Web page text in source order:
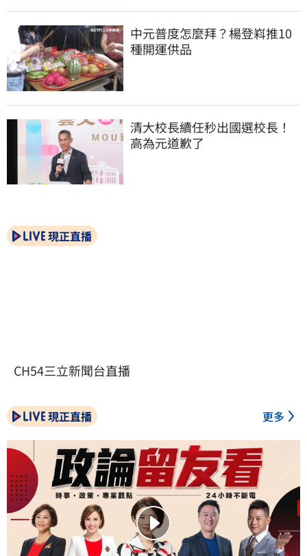
中元普度怎麼拜？楊登嵙推10
種開運供品
清大校長續任秒出國選校長！
高為元道歉了
現正直播
CH54三立新聞台直播
現正直播 更多